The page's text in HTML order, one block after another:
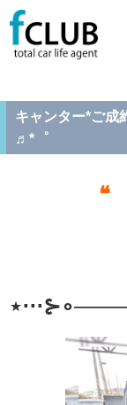
ホーム
キャンター*ご成約
キャンター*ご成
♬*゜
❝